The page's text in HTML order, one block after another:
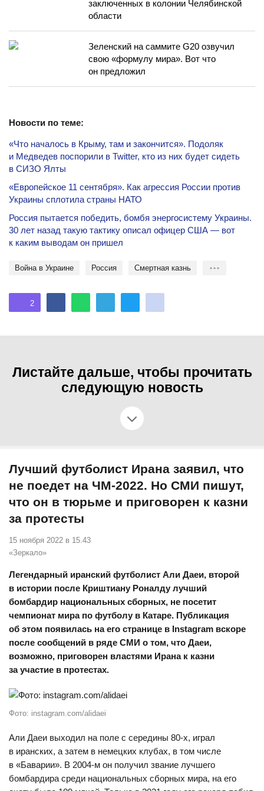
заключенных в колонии Челябинской
области
Зеленский на саммите G20 озвучил
свою «формулу мира». Вот что
он предложил
Новости по теме:
«Что началось в Крыму, там и закончится». Подоляк
и Медведев поспорили в Twitter, кто из них будет сидеть
в СИЗО Ялты
«Европейское 11 сентября». Как агрессия России против
Украины сплотила страны НАТО
Россия пытается победить, бомбя энергосистему Украины.
30 лет назад такую тактику описал офицер США — вот
к каким выводам он пришел
Война в Украине Россия Смертная казнь
2
Листайте дальше, чтобы прочитать
следующую новость